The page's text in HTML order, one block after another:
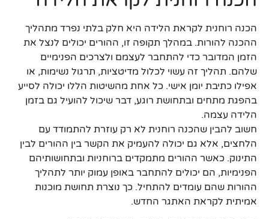
הכנה רוחנית לקראת הלידה היא חלק בלתי נפרד מתהליך
ההכנה להורות. במהלך תקופה זו, ההורים יכולים לנצל את
הזמן המדובר כדי להתחבר לעצמם ולצרכים הפנימיים
שלהם. תהליך זה עשוי לכלול מדיטציות, תרגול נשימות, או
אפילו כתיבת יומן אישי. כל אחת מהשיטות הללו יכולה לסייע
בהפגת מתחים ובתחושת רוגע, דבר שיכול להועיל גם בזמן
הלידה עצמה.
חשוב להבין שהכנה רוחנית לא רק עוזרת להתמודד עם
הלחצים, אלא גם יכולה להעמיק את הקשר בין ההורים לבין
התינוק. כאשר ההורים מתמקדים ברוחניות ובתחושותיהם
הפנימיות, הם יכולים להתחבר באופן עמוק יותר לתהליך
ההורות שהם עומדים להתחיל. כך נוצרת תחושת מוכנות
אמיתית לקראת האתגר החדש.